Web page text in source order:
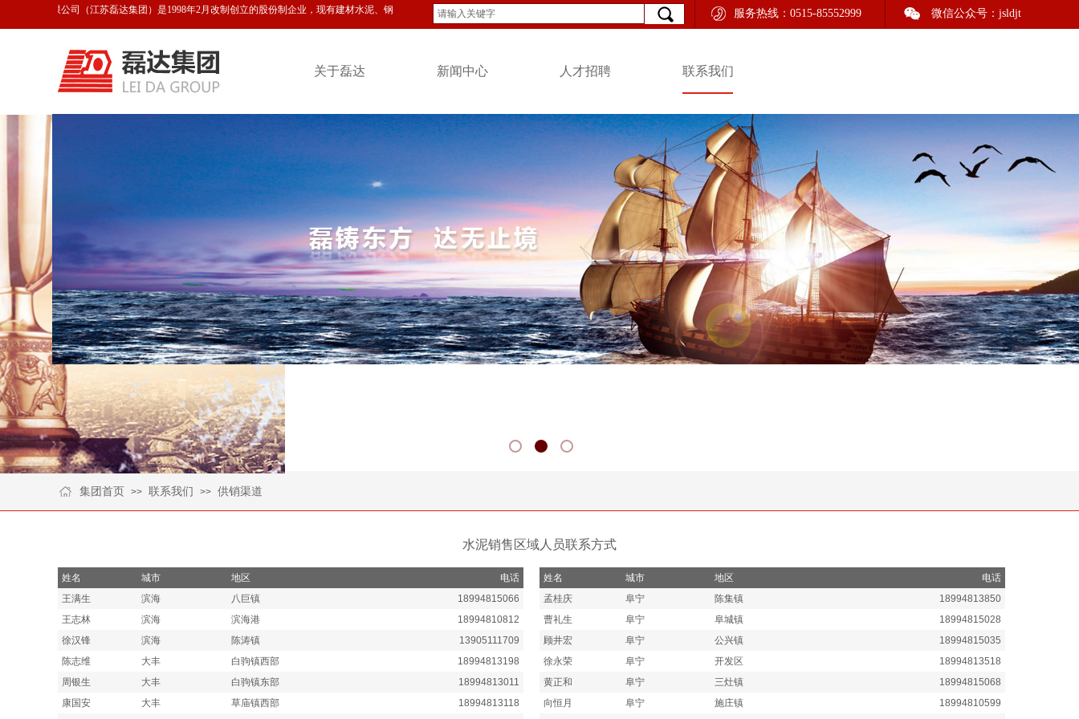
服务热线：0515-85552999 微信公众号：jsldjt
达股份有限公司（江苏磊达集团）是1998年2月改制创立的股份制企业，现有建材水泥、钢帘线、宾馆酒店、造船物流等多项产业。总资产65亿元，员工6000多人。 江苏磊达股份有限公司（江苏磊达集团）是1998年2月改制创立的股份制企业，现有
关于磊达 新闻中心 人才招聘 联系我们
集团首页 >> 联系我们 >> 供销渠道
水泥销售区域人员联系方式
姓名 城市 地区
电话
王满生
滨海 八巨镇
18994815066
王志林
滨海 滨海港
18994810812
徐汉锋
滨海 陈涛镇
13905111709
陈志维
大丰 白驹镇西部
18994813198
周银生
大丰 白驹镇东部
18994813011
康国安
大丰 草庙镇西部
18994813118
姓名 城市 地区
电话
孟桂庆
阜宁 陈集镇
18994813850
曹礼生
阜宁 阜城镇
18994815028
顾井宏
阜宁 公兴镇
18994815035
徐永荣
阜宁 开发区
18994813518
黄正和
阜宁 三灶镇
18994815068
向恒月
阜宁 施庄镇
18994810599